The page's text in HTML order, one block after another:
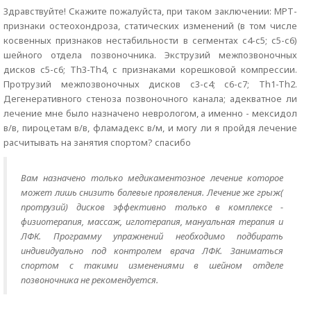
Здравствуйте! Скажите пожалуйста, при таком заключении: МРТ-
признаки остеохондроза, статических изменений (в том числе
косвенных признаков нестабильности в сегментах с4-с5; с5-с6)
шейного отдела позвоночника. Экструзий межпозвоночных
дисков с5-с6; Th3-Th4, с признаками корешковой компрессии.
Протрузий межпозвоночных дисков с3-с4; с6-с7; Th1-Th2.
Дегенеративного стеноза позвоночного канала; адекватное ли
лечение мне было назначено неврологом, а именно - мексидол
в/в, пироцетам в/в, фламадекс в/м, и могу ли я пройдя лечение
расчитывать на занятия спортом? спасибо
Вам назначено только медикаментозное лечение которое
может лишь снизить болевые проявления. Лечение же грыж(
протрузий) дисков эффективно только в комплексе -
физиотерапия, массаж, иглотерапия, мануальная терапия и
ЛФК. Программу упражнений необходимо подбирать
индивидуально под контролем врача ЛФК. Заниматься
спортом с такими изменениями в шейном отделе
позвоночника не рекомендуется.